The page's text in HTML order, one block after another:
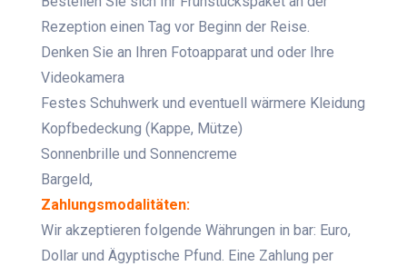
Rezeption einen Tag vor Beginn der Reise.
Denken Sie an Ihren Fotoapparat und oder Ihre
Videokamera
Festes Schuhwerk und eventuell wärmere Kleidung
Kopfbedeckung (Kappe, Mütze)
Sonnenbrille und Sonnencreme
Bargeld,
Zahlungsmodalitäten:
Wir akzeptieren folgende Währungen in bar: Euro,
Dollar und Ägyptische Pfund. Eine Zahlung per